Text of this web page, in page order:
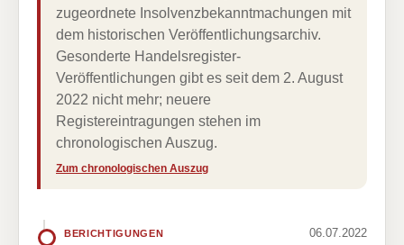
zugeordnete Insolvenzbekanntmachungen mit
dem historischen Veröffentlichungsarchiv.
Gesonderte Handelsregister-
Veröffentlichungen gibt es seit dem 2. August
2022 nicht mehr; neuere
Registereintragungen stehen im
chronologischen Auszug.
Zum chronologischen Auszug
BERICHTIGUNGEN 06.07.2022